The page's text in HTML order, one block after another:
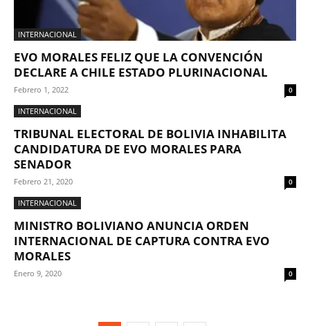
INTERNACIONAL
EVO MORALES FELIZ QUE LA CONVENCIÓN
DECLARE A CHILE ESTADO PLURINACIONAL
Febrero 1, 2022 0
INTERNACIONAL
TRIBUNAL ELECTORAL DE BOLIVIA INHABILITA
CANDIDATURA DE EVO MORALES PARA
SENADOR
Febrero 21, 2020 0
INTERNACIONAL
MINISTRO BOLIVIANO ANUNCIA ORDEN
INTERNACIONAL DE CAPTURA CONTRA EVO
MORALES
Enero 9, 2020 0